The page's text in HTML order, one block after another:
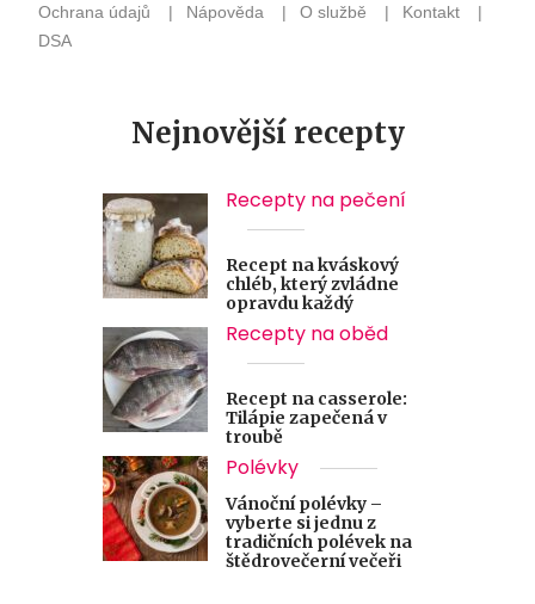
Nejnovější recepty
Recepty na pečení
Recept na kváskový
chléb, který zvládne
opravdu každý
Recepty na oběd
Recept na casserole:
Tilápie zapečená v
troubě
Polévky
Vánoční polévky –
vyberte si jednu z
tradičních polévek na
štědrovečerní večeři